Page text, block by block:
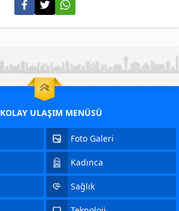
KOLAY ULAŞIM MENÜSÜ
Foto Galeri
Kadınca
Sağlık